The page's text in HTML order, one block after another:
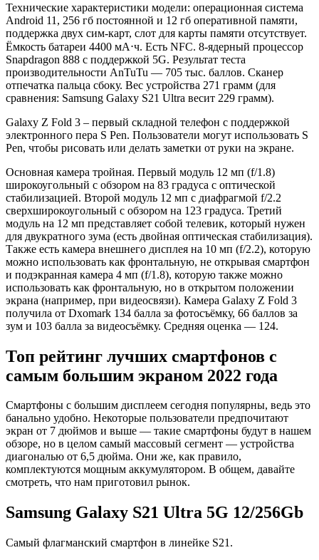
Технические характеристики модели: операционная система
Android 11, 256 гб постоянной и 12 гб оперативной памяти,
поддержка двух сим-карт, слот для карты памяти отсутствует.
Ёмкость батареи 4400 мА⋅ч. Есть NFC. 8-ядерный процессор
Snapdragon 888 с поддержкой 5G. Результат теста
производительности AnTuTu — 705 тыс. баллов. Сканер
отпечатка пальца сбоку. Вес устройства 271 грамм (для
сравнения: Samsung Galaxy S21 Ultra весит 229 грамм).
Galaxy Z Fold 3 – первый складной телефон с поддержкой
электронного пера S Pen. Пользователи могут использовать S
Pen, чтобы рисовать или делать заметки от руки на экране.
Основная камера тройная. Первый модуль 12 мп (f/1.8)
широкоугольный с обзором на 83 градуса с оптической
стабилизацией. Второй модуль 12 мп с диафрагмой f/2.2
сверхширокоугольный с обзором на 123 градуса. Третий
модуль на 12 мп представляет собой телевик, который нужен
для двукратного зума (есть двойная оптическая стабилизация).
Также есть камера внешнего дисплея на 10 мп (f/2.2), которую
можно использовать как фронтальную, не открывая смартфон
и подэкранная камера 4 мп (f/1.8), которую также можно
использовать как фронтальную, но в открытом положении
экрана (например, при видеосвязи). Камера Galaxy Z Fold 3
получила от Dxomark 134 балла за фотосъёмку, 66 баллов за
зум и 103 балла за видеосъёмку. Средняя оценка — 124.
Топ рейтинг лучших смартфонов с
самым большим экраном 2022 года
Смартфоны с большим дисплеем сегодня популярны, ведь это
банально удобно. Некоторые пользователи предпочитают
экран от 7 дюймов и выше — такие смартфоны будут в нашем
обзоре, но в целом самый массовый сегмент — устройства
диагональю от 6,5 дюйма. Они же, как правило,
комплектуются мощным аккумулятором. В общем, давайте
смотреть, что нам приготовил рынок.
Samsung Galaxy S21 Ultra 5G 12/256Gb
Самый флагманский смартфон в линейке S21.